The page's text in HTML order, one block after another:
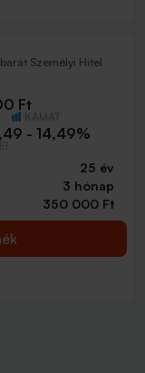
Személyi Hitel
Ft
- 14,49%
25 év
3 hónap
350 000 Ft